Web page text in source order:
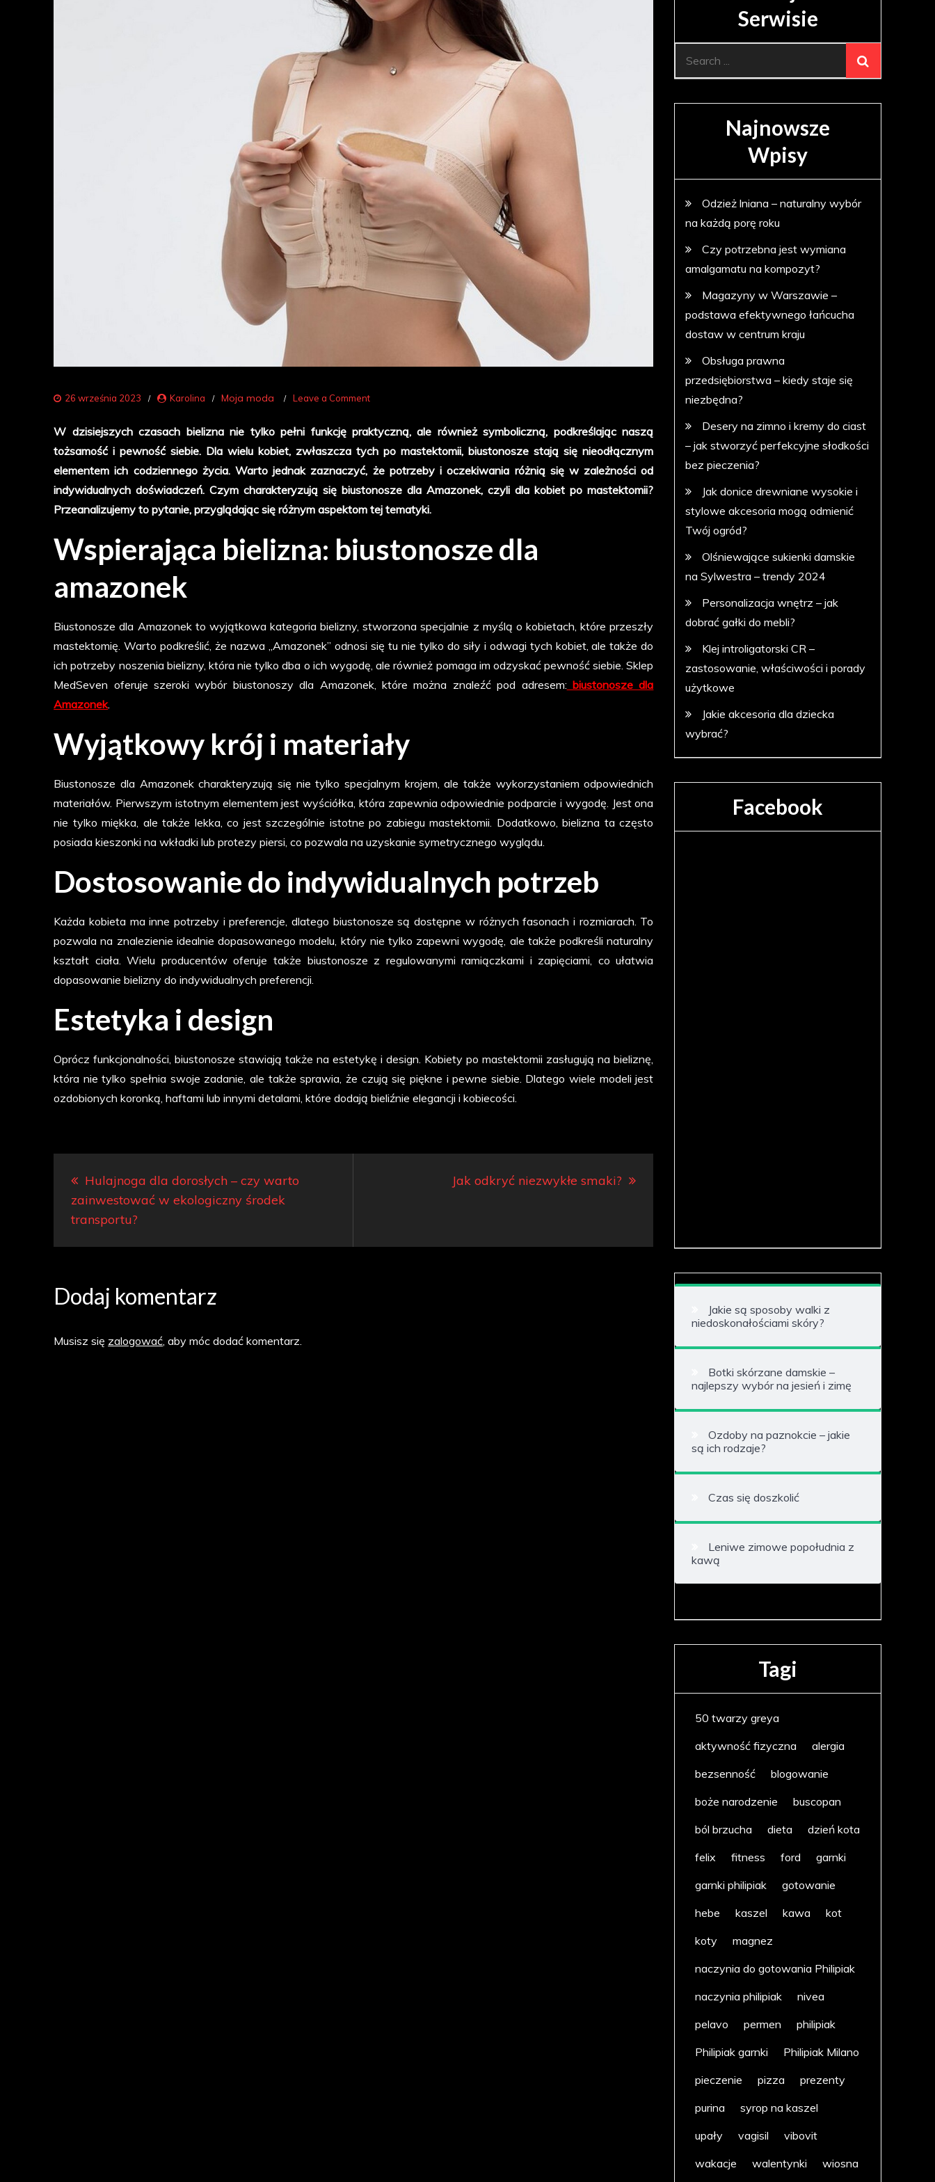
26 września 2023 Karolina Moja moda Leave a Commenton
charakteryzują
się
biustonosze
dla
Amazonek,
dla
W dzisiejszych czasach bielizna nie tylko pełni funkcję praktyczną, ale również symboliczną, podkreślając naszą
tożsamość i pewność siebie. Dla wielu kobiet, zwłaszcza tych po mastektomii, biustonosze stają się nieodłącznym
elementem ich codziennego życia. Warto jednak zaznaczyć, że potrzeby i oczekiwania różnią się w zależności od
indywidualnych doświadczeń. Czym charakteryzują się biustonosze dla Amazonek, czyli dla kobiet po mastektomii?
Przeanalizujemy to pytanie, przyglądając się różnym aspektom tej tematyki.
Wspierająca bielizna: biustonosze dla
amazonek
Biustonosze dla Amazonek to wyjątkowa kategoria bielizny, stworzona specjalnie z myślą o kobietach, które przeszły
mastektomię. Warto podkreślić, że nazwa „Amazonek” odnosi się tu nie tylko do siły i odwagi tych kobiet, ale także do
ich potrzeby noszenia bielizny, która nie tylko dba o ich wygodę, ale również pomaga im odzyskać pewność siebie. Sklep
MedSeven oferuje szeroki wybór biustonoszy dla Amazonek, które można znaleźć pod adresem: biustonosze dla
Amazonek.
Wyjątkowy krój i materiały
Biustonosze dla Amazonek charakteryzują się nie tylko specjalnym krojem, ale także wykorzystaniem odpowiednich
materiałów. Pierwszym istotnym elementem jest wyściółka, która zapewnia odpowiednie podparcie i wygodę. Jest ona
nie tylko miękka, ale także lekka, co jest szczególnie istotne po zabiegu mastektomii. Dodatkowo, bielizna ta często
posiada kieszonki na wkładki lub protezy piersi, co pozwala na uzyskanie symetrycznego wyglądu.
Dostosowanie do indywidualnych potrzeb
Każda kobieta ma inne potrzeby i preferencje, dlatego biustonosze są dostępne w różnych fasonach i rozmiarach. To
pozwala na znalezienie idealnie dopasowanego modelu, który nie tylko zapewni wygodę, ale także podkreśli naturalny
kształt ciała. Wielu producentów oferuje także biustonosze z regulowanymi ramiączkami i zapięciami, co ułatwia
dopasowanie bielizny do indywidualnych preferencji.
Estetyka i design
Oprócz funkcjonalności, biustonosze stawiają także na estetykę i design. Kobiety po mastektomii zasługują na bieliznę,
która nie tylko spełnia swoje zadanie, ale także sprawia, że czują się piękne i pewne siebie. Dlatego wiele modeli jest
ozdobionych koronką, haftami lub innymi detalami, które dodają bieliźnie elegancji i kobiecości.
Nawigacja
wpisu
Hulajnoga dla dorosłych – czy warto
zainwestować w ekologiczny środek
transportu?
Jak odkryć niezwykłe smaki?
Dodaj komentarz
Musisz się zalogować , aby móc dodać komentarz.
Serwisie
Najnowsze
Wpisy
Odzież lniana – naturalny wybór
na każdą porę roku
Czy potrzebna jest wymiana
amalgamatu na kompozyt?
Magazyny w Warszawie –
podstawa efektywnego łańcucha
dostaw w centrum kraju
Obsługa prawna
przedsiębiorstwa – kiedy staje się
niezbędna?
Desery na zimno i kremy do ciast
– jak stworzyć perfekcyjne słodkości
bez pieczenia?
Jak donice drewniane wysokie i
stylowe akcesoria mogą odmienić
Twój ogród?
Olśniewające sukienki damskie
na Sylwestra – trendy 2024
Personalizacja wnętrz – jak
dobrać gałki do mebli?
Klej introligatorski CR –
zastosowanie, właściwości i porady
użytkowe
Jakie akcesoria dla dziecka
wybrać?
Facebook
Jakie są sposoby walki z
niedoskonałościami skóry?
Botki skórzane damskie –
najlepszy wybór na jesień i zimę
Ozdoby na paznokcie – jakie
są ich rodzaje?
Czas się doszkolić
Leniwe zimowe popołudnia z
kawą
Tagi
50 twarzy greya
aktywność fizyczna
alergia
bezsenność
blogowanie
boże narodzenie
buscopan
ból brzucha
dieta
dzień kota
felix
fitness ford
garnki
garnki philipiak
gotowanie
hebe
kaszel kawa
kot
koty
magnez
naczynia do gotowania Philipiak
naczynia philipiak
nivea
pelavo
permen
philipiak
Philipiak garnki
Philipiak Milano
pieczenie
pizza
prezenty
purina
syrop na kaszel
upały
vagisil
vibovit
wakacje
walentynki wiosna